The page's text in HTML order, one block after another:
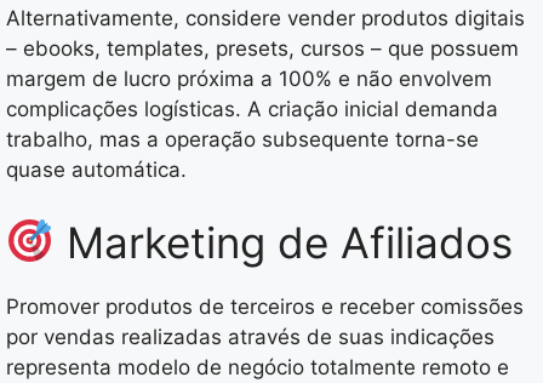
Alternativamente, considere vender produtos digitais
– ebooks, templates, presets, cursos – que possuem
margem de lucro próxima a 100% e não envolvem
complicações logísticas. A criação inicial demanda
trabalho, mas a operação subsequente torna-se
quase automática.
Marketing de Afiliados
Promover produtos de terceiros e receber comissões
por vendas realizadas através de suas indicações
representa modelo de negócio totalmente remoto e